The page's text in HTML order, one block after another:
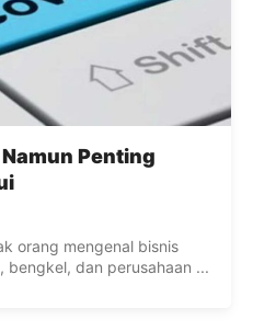
Penting
orang mengenal bisnis
bengkel, dan perusahaan ...